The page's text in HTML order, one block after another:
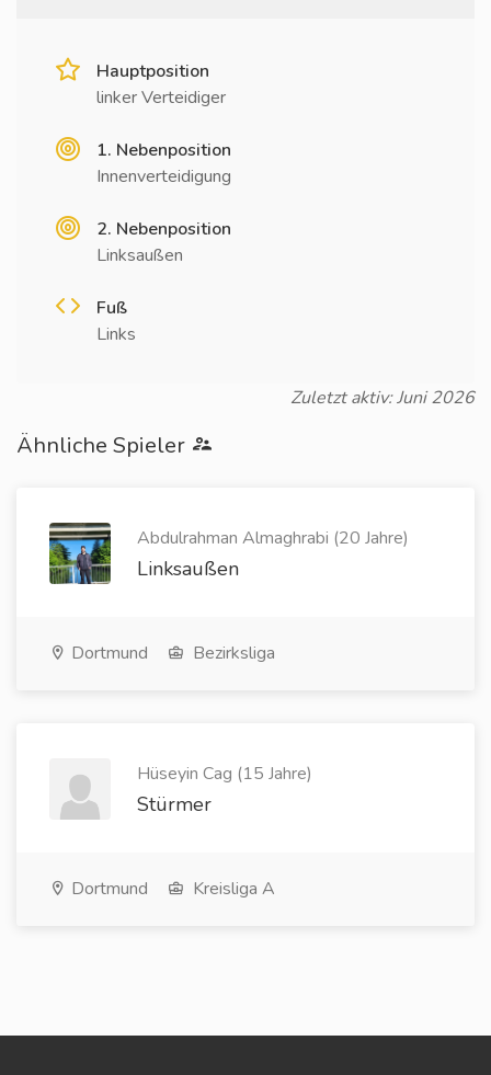
Hauptposition
linker Verteidiger
1. Nebenposition
Innenverteidigung
2. Nebenposition
Linksaußen
Fuß
Links
Zuletzt aktiv: Juni 2026
Ähnliche Spieler
Abdulrahman Almaghrabi (20 Jahre)
Linksaußen
Dortmund Bezirksliga
Hüseyin Cag (15 Jahre)
Stürmer
Dortmund Kreisliga A